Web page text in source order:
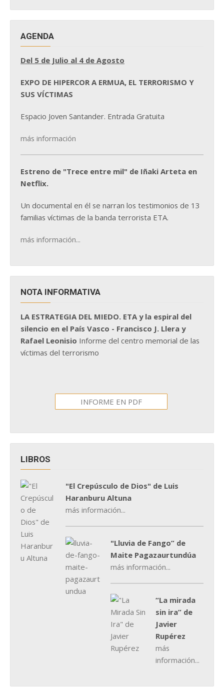
AGENDA
Del 5 de Julio al 4 de Agosto
EXPO DE HIPERCOR A ERMUA, EL TERRORISMO Y
SUS VÍCTIMAS
Espacio Joven Santander. Entrada Gratuita
más información
Estreno de "Trece entre mil" de Iñaki Arteta en
Netflix.
Un documental en él se narran los testimonios de 13
familias víctimas de la banda terrorista ETA.
más información...
NOTA INFORMATIVA
LA ESTRATEGIA DEL MIEDO. ETA y la espiral del
silencio en el País Vasco - Francisco J. Llera y
Rafael Leonisio Informe del centro memorial de las
víctimas del terrorismo
INFORME EN PDF
LIBROS
"El Crepúsculo de Dios" de Luis
Haranburu Altuna
más información...
"Lluvia de Fango” de
Maite Pagazaurtundúa
más información...
“La mirada
sin ira” de
Javier
Rupérez
más
información...